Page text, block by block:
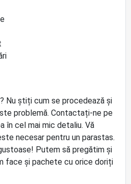
Nu știți cum se procedează și
problemă. Contactați-ne pe
în cel mai mic detaliu. Vă
necesar pentru un parastas.
Putem să pregătim și
face și pachete cu orice doriți